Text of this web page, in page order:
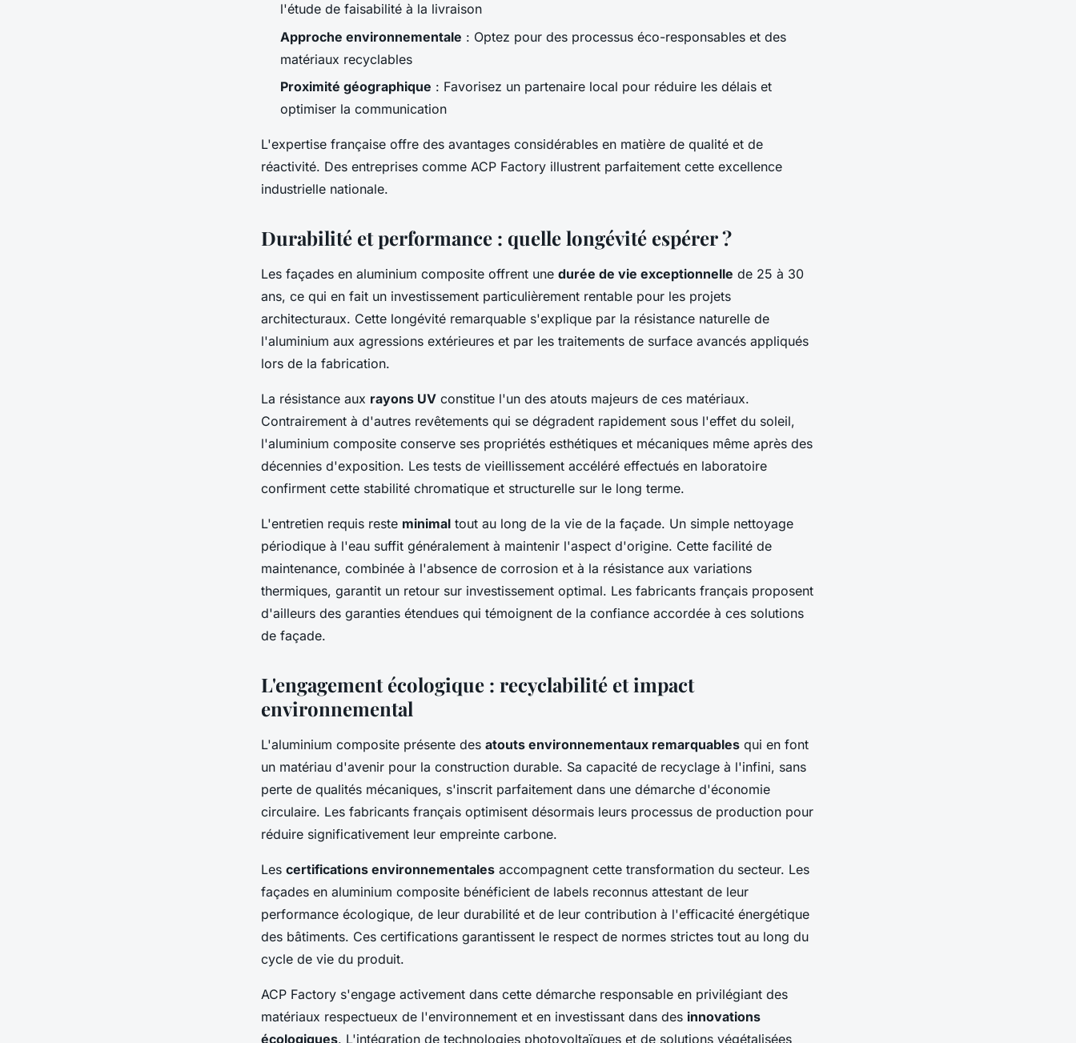
l'étude de faisabilité à la livraison
Approche environnementale : Optez pour des processus éco-responsables et des
matériaux recyclables
Proximité géographique : Favorisez un partenaire local pour réduire les délais et
optimiser la communication
L'expertise française offre des avantages considérables en matière de qualité et de
réactivité. Des entreprises comme ACP Factory illustrent parfaitement cette excellence
industrielle nationale.
Durabilité et performance : quelle longévité espérer ?
Les façades en aluminium composite offrent une durée de vie exceptionnelle de 25 à 30
ans, ce qui en fait un investissement particulièrement rentable pour les projets
architecturaux. Cette longévité remarquable s'explique par la résistance naturelle de
l'aluminium aux agressions extérieures et par les traitements de surface avancés appliqués
lors de la fabrication.
La résistance aux rayons UV constitue l'un des atouts majeurs de ces matériaux.
Contrairement à d'autres revêtements qui se dégradent rapidement sous l'effet du soleil,
l'aluminium composite conserve ses propriétés esthétiques et mécaniques même après des
décennies d'exposition. Les tests de vieillissement accéléré effectués en laboratoire
confirment cette stabilité chromatique et structurelle sur le long terme.
L'entretien requis reste minimal tout au long de la vie de la façade. Un simple nettoyage
périodique à l'eau suffit généralement à maintenir l'aspect d'origine. Cette facilité de
maintenance, combinée à l'absence de corrosion et à la résistance aux variations
thermiques, garantit un retour sur investissement optimal. Les fabricants français proposent
d'ailleurs des garanties étendues qui témoignent de la confiance accordée à ces solutions
de façade.
L'engagement écologique : recyclabilité et impact
environnemental
L'aluminium composite présente des atouts environnementaux remarquables qui en font
un matériau d'avenir pour la construction durable. Sa capacité de recyclage à l'infini, sans
perte de qualités mécaniques, s'inscrit parfaitement dans une démarche d'économie
circulaire. Les fabricants français optimisent désormais leurs processus de production pour
réduire significativement leur empreinte carbone.
Les certifications environnementales accompagnent cette transformation du secteur. Les
façades en aluminium composite bénéficient de labels reconnus attestant de leur
performance écologique, de leur durabilité et de leur contribution à l'efficacité énergétique
des bâtiments. Ces certifications garantissent le respect de normes strictes tout au long du
cycle de vie du produit.
ACP Factory s'engage activement dans cette démarche responsable en privilégiant des
matériaux respectueux de l'environnement et en investissant dans des innovations
écologiques. L'intégration de technologies photovoltaïques et de solutions végétalisées